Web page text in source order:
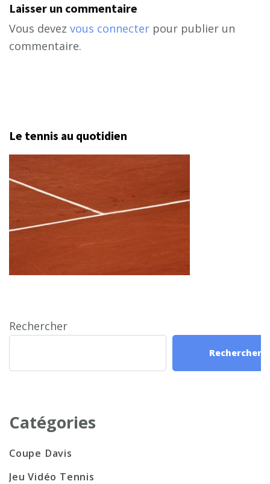
Laisser un commentaire
Vous devez vous connecter pour publier un
commentaire.
Le tennis au quotidien
Rechercher
Rechercher
Catégories
Coupe Davis
Jeu Vidéo Tennis